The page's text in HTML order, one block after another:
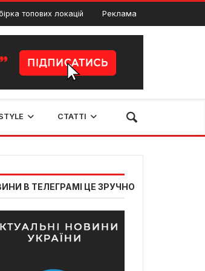
локацій 10 Лютого, 2024
Реклама
СТАТТІ
В ТЕЛЕГРАМІ ЦЕ ЗРУЧНО